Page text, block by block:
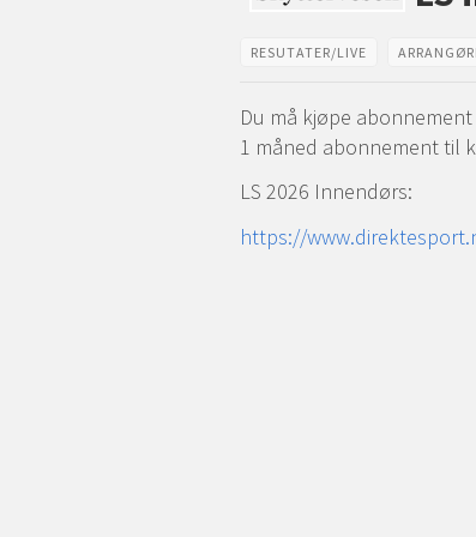
RESUTATER/LIVE
Du må kjøpe
1 måned abonnement til
LS 2026 Innendørs:
https://